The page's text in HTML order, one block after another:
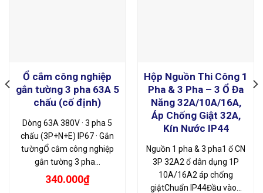
Ổ cắm công nghiệp
gắn tường 3 pha 63A 5
chấu (cố định)
Dòng 63A 380V · 3 pha 5
chấu (3P+N+E) IP67 · Gắn
tườngỔ cắm công nghiệp
gắn tường 3 pha…
340.000₫
Hộp Nguồn Thi Công 1
Pha & 3 Pha – 3 Ổ Đa
Năng 32A/10A/16A,
Áp Chống Giật 32A,
Kín Nước IP44
Nguồn 1 pha & 3 pha1 ổ CN
3P 32A2 ổ dân dụng 1P
10A/16A2 áp chống
giậtChuẩn IP44Đầu vào…